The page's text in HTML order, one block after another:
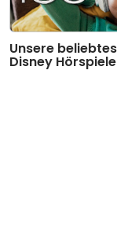
Unsere
Disney Hörspiele